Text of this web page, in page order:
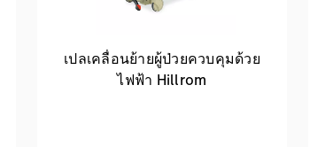
เปลเคลื่อนย้ายผู้ป่วยควบคุมด้วย
ไฟฟ้า Hillrom